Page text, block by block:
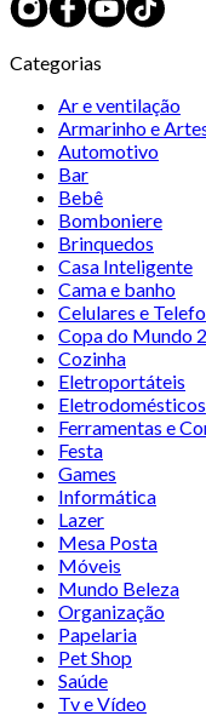
Categorias
Ar e ventilação
Armarinho e
Automotivo
Bar
Bebê
Bomboniere
Brinquedos
Casa Inteligente
Cama e banho
Celulares e
Copa do Mundo
Cozinha
Eletroportáteis
Eletrodomésticos
Ferramentas e
Festa
Games
Informática
Lazer
Mesa Posta
Móveis
Mundo Beleza
Organização
Papelaria
Pet Shop
Saúde
Tv e Vídeo